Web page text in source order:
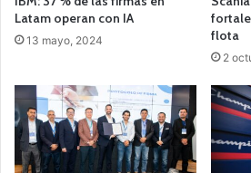
Latam operan con IA
13 mayo, 2024
flota
2